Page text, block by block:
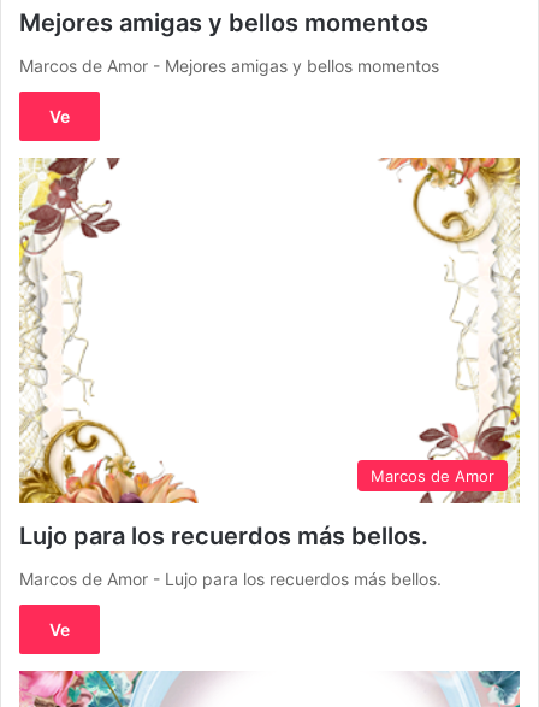
Mejores amigas y bellos momentos
Marcos de Amor - Mejores amigas y bellos momentos
Ve
Marcos de Amor
Lujo para los recuerdos más bellos.
Marcos de Amor - Lujo para los recuerdos más bellos.
Ve